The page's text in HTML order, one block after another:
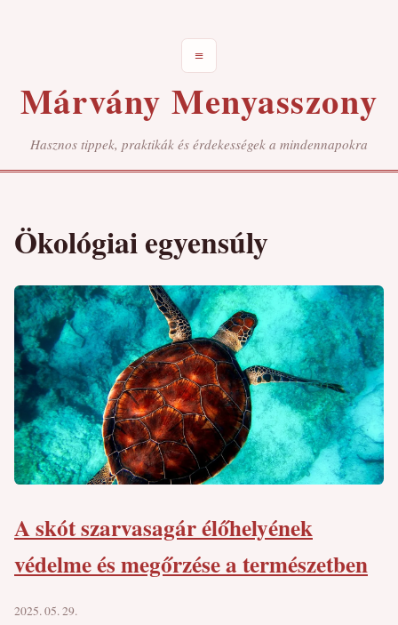
≡
Márvány Menyasszony
Hasznos tippek, praktikák és érdekességek a mindennapokra
Ökológiai egyensúly
A skót szarvasagár élőhelyének
védelme és megőrzése a természetben
2025. 05. 29.